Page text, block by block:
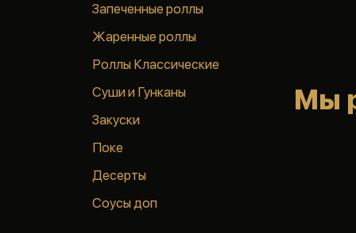
Запеченные роллы
Жаренные роллы
Роллы Классические
Суши и Гунканы
Закуски
Поке
Десерты
Соусы доп
Мы